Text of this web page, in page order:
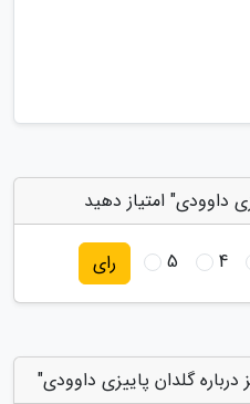
داوودی" امتیاز دهید
4
5 رای
گلدان پاییزی داوودی"